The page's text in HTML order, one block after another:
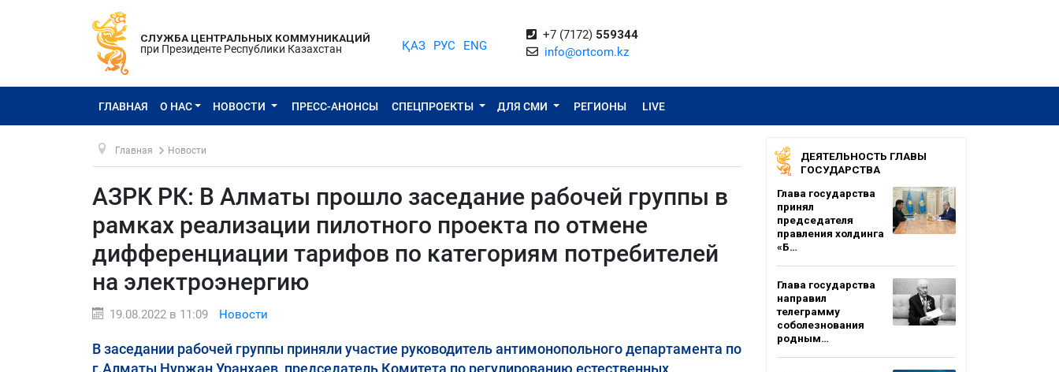
СЛУЖБА ЦЕНТРАЛЬНЫХ КОММУНИКАЦИЙ
при Президенте Республики Казахстан
ҚАЗ РУС ENG
+7 (7172) 559344
info@ortcom.kz
ГЛАВНАЯ О НАС НОВОСТИ ПРЕСС-АНОНСЫ СПЕЦПРОЕКТЫ ДЛЯ СМИ РЕГИОНЫ LIVE
Главная Новости
АЗРК РК: В Алматы прошло заседание рабочей группы в
рамках реализации пилотного проекта по отмене
дифференциации тарифов по категориям потребителей
на электроэнергию
19.08.2022 в 11:09 Новости
В заседании рабочей группы приняли участие руководитель антимонопольного департамента по
г.Алматы Нуржан Уранхаев, председатель Комитета по регулированию естественных
ДЕЯТЕЛЬНОСТЬ ГЛАВЫ
ГОСУДАРСТВА
Глава государства
принял
председателя
правления холдинга
«Б…
Глава государства
направил
телеграмму
соболезнования
родным…